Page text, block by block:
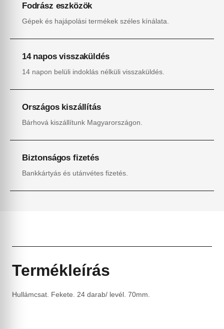
Fodrász eszközök
Gépek és hajápolási termékek széles kínálata.
14 napos visszaküldés
14 napon belüli indoklás nélküli visszaküldés.
Országos kiszállítás
Bárhová kiszállítunk Magyarországon.
Biztonságos fizetés
Bankkártyás és utánvétes fizetés.
Termékleírás
Hullámcsat. Fekete. 24 darab/ levél. 70mm.